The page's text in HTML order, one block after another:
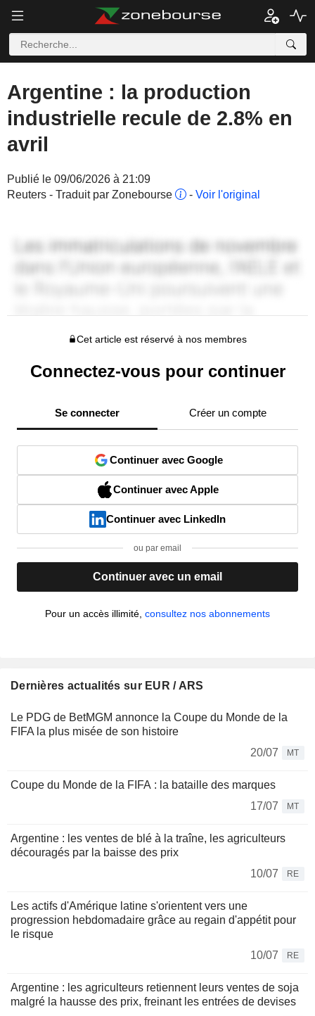
Argentine : la production
industrielle recule de 2.8% en
avril
Publié le 09/06/2026 à 21:09
Reuters - Traduit par Zonebourse
- Voir l'original
Cet article est réservé à nos membres
Connectez-vous pour continuer
Se connecter Créer un compte
Continuer avec Google
Continuer avec Apple
Continuer avec LinkedIn
ou par email
Continuer avec un email
Pour un accès illimité, consultez nos abonnements
Dernières actualités sur EUR / ARS
Le PDG de BetMGM annonce la Coupe du Monde de la
FIFA la plus misée de son histoire
20/07
MT
Coupe du Monde de la FIFA : la bataille des marques
17/07
MT
Argentine : les ventes de blé à la traîne, les agriculteurs
découragés par la baisse des prix
10/07
RE
Les actifs d'Amérique latine s'orientent vers une
progression hebdomadaire grâce au regain d'appétit pour
le risque
10/07
RE
Argentine : les agriculteurs retiennent leurs ventes de soja
malgré la hausse des prix, freinant les entrées de devises